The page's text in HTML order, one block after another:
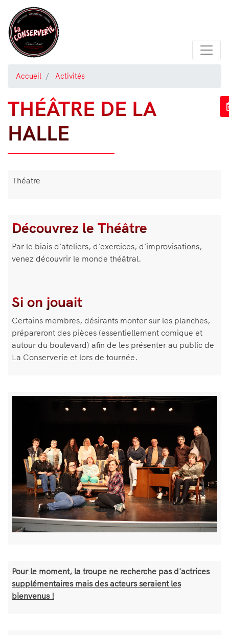
Accueil Activités
THÉÂTRE DE LA
HALLE
Théatre
Bloc
texte
Découvrez le Théâtre
Par le biais d'ateliers, d'exercices, d'improvisations,
venez découvrir le monde théâtral.
Si on jouait
Certains membres, désirants monter sur les planches,
prépareront des pièces (essentiellement comique et
autour du boulevard) afin de les présenter au public de
La Conserverie et lors de tournée.
Bloc
de
texte
Pour le moment, la troupe ne recherche pas d'actrices
supplémentaires mais des acteurs seraient les
bienvenus !